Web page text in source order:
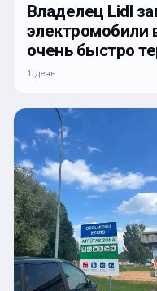
Владелец Lidl
электромобили
очень быстро
1 день